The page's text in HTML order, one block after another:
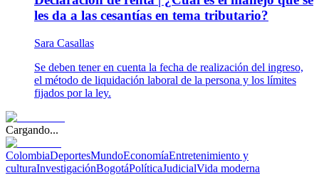
les da a las cesantías en tema tributario?
Sara Casallas
Se deben tener en cuenta la fecha de realización del ingreso,
el método de liquidación laboral de la persona y los límites
fijados por la ley.
Cargando...
ColombiaDeportesMundoEconomíaEntretenimiento y
culturaInvestigaciónBogotáPolíticaJudicialVida moderna